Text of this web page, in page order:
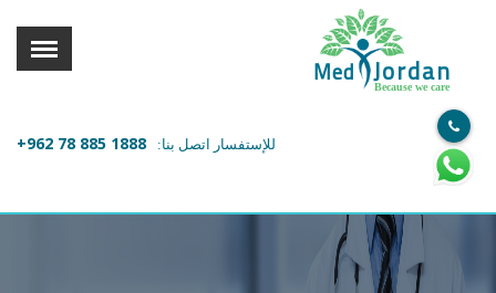
X
معلومات المستخدم
Med Jordan
Because we care
للإستفسار اتصل بنا: +962 78 885 1888